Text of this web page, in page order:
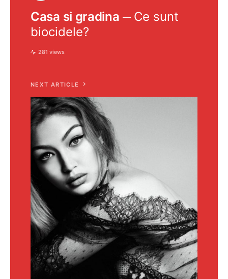
Casa si gradina
Ce sunt
biocidele?
281 views
NEXT ARTICLE